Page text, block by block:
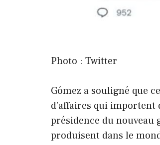
Photo : Twitter
Gómez a souligné que
d’affaires qui importent
présidence du nouveau
produisent dans le